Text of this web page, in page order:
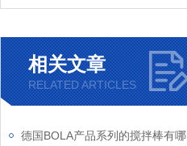
相关文章
RELATED ARTICLES